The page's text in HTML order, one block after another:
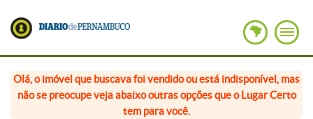
Olá, o imóvel que buscava foi vendido ou está indisponível, mas
não se preocupe veja abaixo outras opções que o Lugar Certo
tem para você.